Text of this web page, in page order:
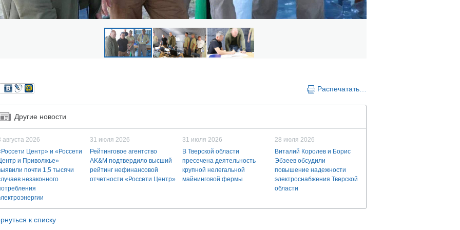
Распечатать…
Другие новости
августа 2026
Центр» и «Россети
и Приволжье»
почти 1,5 тысячи
незаконного
31 июля 2026
Рейтинговое агентство
AK&M подтвердило высший
рейтинг нефинансовой
отчетности «Россети Центр»
31 июля 2026
В Тверской области
пресечена деятельность
крупной нелегальной
майнинговой фермы
28 июля 2026
Виталий Королев и Борис
Эбзеев обсудили
повышение надежности
электроснабжения Тверской
области
к списку